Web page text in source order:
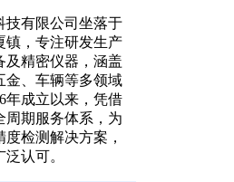
技有限公司坐落于
镇，专注研发生产
及精密仪器，涵盖
金、车辆等多领域
年成立以来，凭借
周期服务体系，为
检测解决方案，
认可。